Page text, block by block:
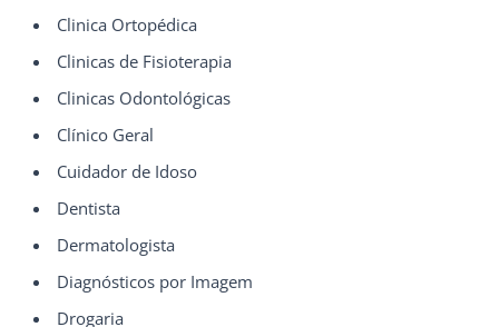
Clinica Ortopédica
Clinicas de Fisioterapia
Clinicas Odontológicas
Clínico Geral
Cuidador de Idoso
Dentista
Dermatologista
Diagnósticos por Imagem
Drogaria